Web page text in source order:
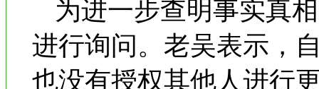
为进一步查明事实真
进行询问。老吴表示，
也没有授权其他人进行